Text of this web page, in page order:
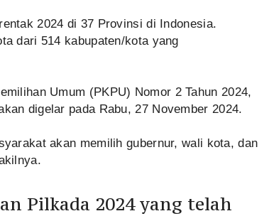
2024 di 37 Provinsi di Indonesia.
dari 514 kabupaten/kota yang
Umum (PKPU) Nomor 2 Tahun 2024,
digelar pada Rabu, 27 November 2024.
akan memilih gubernur, wali kota, dan
Pilkada 2024 yang telah